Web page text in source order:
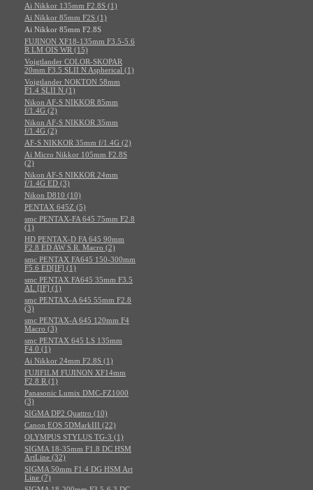
Ai Nikkor 135mm F2.8S (1)
Ai Nikkor 85mm F2S (1)
Ai Nikkor 85mm F2.8S
FUJINON XF18-135mm F3.5-5.6
R LM OIS WR (15)
Voigtlander COLOR-SKOPAR
20mm F3.5 SLII N Aspherical (1)
Voigtlander NOKTON 58mm
F1.4 SLII N (1)
Nikon AF-S NIKKOR 85mm
f/1.4G (2)
Nikon AF-S NIKKOR 35mm
f/1.4G (2)
AF-S NIKKOR 35mm f/1.4G (2)
Ai Micro Nikkor 105mm F2.8S
(2)
Nikon AF-S NIKKOR 24mm
f/1.4G ED (3)
Nikon D810 (10)
PENTAX 645Z (5)
smc PENTAX-FA 645 75mm F2.8
(1)
HD PENTAX-D FA 645 90mm
F2.8 ED AW S.R. Macro (2)
smc PENTAX FA645 150-300mm
F5.6 ED[IF] (1)
smc PENTAX FA645 35mm F3.5
AL [IF] (1)
smc PENTAX-A 645 55mm F2.8
(3)
smc PENTAX-A 645 120mm F4
Macro (3)
smc PENTAX 645 LS 135mm
F4.0 (1)
Ai Nikkor 24mm F2.8S (1)
FUJIFILM FUJINON XF14mm
F2.8 R (1)
Panasonic Lumix DMC-FZ1000
(3)
SIGMA DP2 Quattro (10)
Canon EOS 5DMarkIII (22)
OLYMPUS STYLUS TG-3 (1)
SIGMA 18-35mm F1.8 DC HSM
ArtLine (32)
SIGMA 50mm F1.4 DG HSM Art
Line (7)